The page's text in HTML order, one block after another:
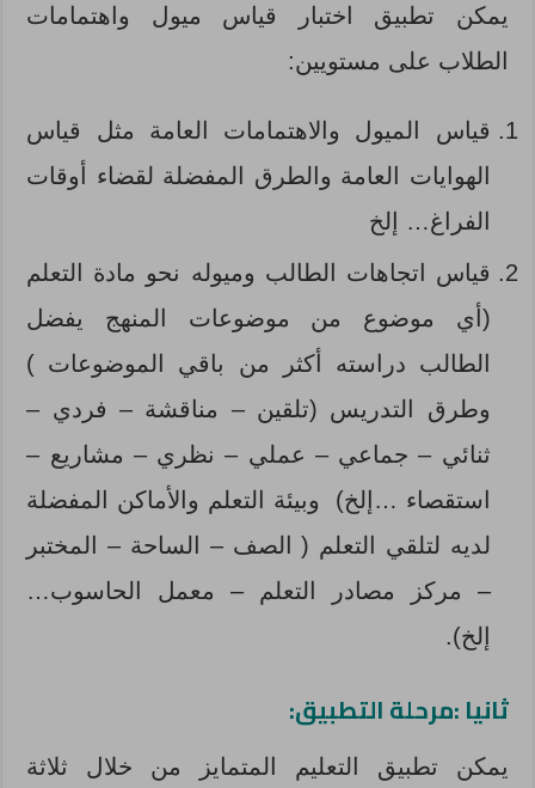
يمكن تطبيق اختبار قياس ميول واهتمامات
الطلاب على مستويين:
قياس الميول والاهتمامات العامة مثل قياس
الهوايات العامة والطرق المفضلة لقضاء أوقات
الفراغ… إلخ
قياس اتجاهات الطالب وميوله نحو مادة التعلم
(أي موضوع من موضوعات المنهج يفضل
الطالب دراسته أكثر من باقي الموضوعات )
وطرق التدريس (تلقين – مناقشة – فردي –
ثنائي – جماعي – عملي – نظري – مشاريع –
استقصاء …إلخ) وبيئة التعلم والأماكن المفضلة
لديه لتلقي التعلم ( الصف – الساحة – المختبر
– مركز مصادر التعلم – معمل الحاسوب…
إلخ).
ثانيا :مرحلة التطبيق:
يمكن تطبيق التعليم المتمايز من خلال ثلاثة